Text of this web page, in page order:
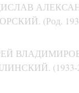
(Род.
(1933-